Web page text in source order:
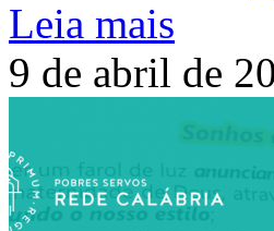
Leia mais
9 de abril de